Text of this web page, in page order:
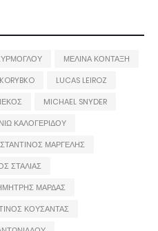
ΜΕΛΙΝΑ ΚΟΝΤΑΞΗ
LUCAS LEIROZ
MICHAEL SNYDER
ΚΑΛΟΓΕΡΙΔΟΥ
ΜΑΡΓΕΛΗΣ
ΣΤΑΛΙΑΣ
ΜΑΡΔΑΣ
ΚΟΥΣΑΝΤΑΣ